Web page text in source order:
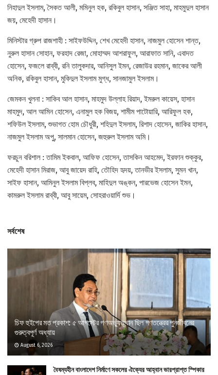
নিহাদুল ইসলাম, সৈকত আলী, মমিনুল হক, রকিবুল হাসান, সঞ্জিত সাহা, মাহমুদুল হাসান
জয়, মেহেদী হাসান।
মিনিস্টার গ্রুপ রাজশাহী : সাইফউদ্দিন, শেখ মেহেদী হাসান, নাজমুল হোসেন শান্ত,
নুরুল হাসান সোহান, ফরহাদ রেজা, মোহাম্মদ আশরাফুল, আরাফাত সানি, এবাদত
হোসেন, ফজলে রাব্বী, রনি তালুকদার, আনিসুল ইমন, রেজাউর রহমান, জাকের আলী
অনিক, রকিবুল হাসান, মুকিদুল ইসলাম মুগ্ধ, সানজামুল ইসলাম।
জেমকন খুলনা : সাকিব আল হাসান, মাহমুদ উল্লাহ রিয়াদ, ইমরুল কায়েস, হাসান
মাহমুদ, আল আমিন হোসেন, এনামুল হক বিজয়, শামীম পাটোয়ারি, আরিফুল হক,
শফিউল ইসলাম, শুভাগত হোম চৌধুরী, শহিদুল ইসলাম, রিশাদ হোসেন, জাকির হাসান,
নাজমুল ইসলাম অপু, সালমান হোসেন, জহুরুল ইসলাম অমি।
ফরচুন বরিশাল : তামিম ইকবাল, আফিফ হোসেন, তাসকিন আহমেদ, ইরফান শুক্কুর,
মেহেদী হাসান মিরাজ, আবু জায়েদ রাহি, তৌহিদ হৃদয়, তানভীর ইসলাম, সুমন খান,
সাইফ হাসান, আমিনুল ইসলাম বিপ্লব, মাহিদুল অঙ্কন, পারভেজ হোসেন ইমন,
কামরুল ইসলাম রাব্বী, আবু সায়েম, সোহরাওয়ার্দি শুভ।
সর্বশেষ
চিফ হুইপের মত প্রকাশ: ৫ আগস্টের গণঅভ্যুত্থান ছিল গণতন্ত্রের পুনর্জীবনের
গুরুত্বপূর্ণ অধ্যায়
August 6, 2026
বৈষম্যহীন বাংলাদেশ নির্মাণে সকলের ঐক্যের আহ্বান ভারপ্রাপ্ত স্পিকার